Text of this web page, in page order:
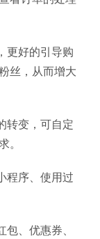
更好的引导购
丝，从而增大
转变，可自定
。
程序、使用过
、优惠券、